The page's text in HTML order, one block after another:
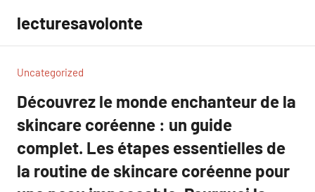
contenu
lecturesavolonte
Uncategorized
Découvrez le monde enchanteur de la
skincare coréenne : un guide
complet. Les étapes essentielles de
la routine de skincare coréenne pour